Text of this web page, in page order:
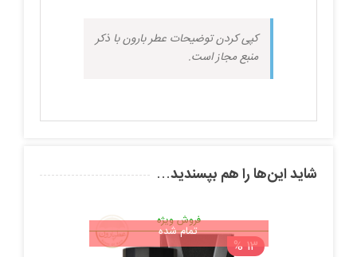
کپی کردن توضیحات عطر بارون با ذکر
منبع مجاز است.
شاید این‌ها را هم بپسندید…
فروش ویژه
13 %
تمام شده